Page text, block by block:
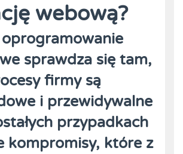
webową?
sprawdza się tam,
firmy są
i przewidywalne
przypadkach
kompromisy, które z